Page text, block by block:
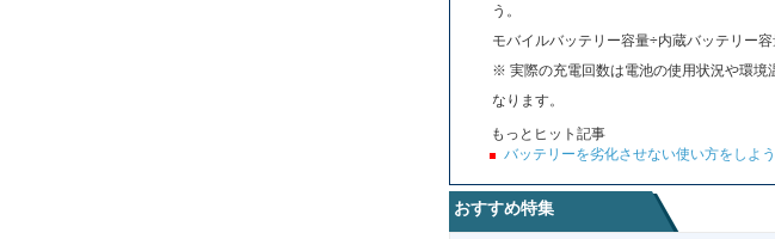
う。
モバイルバッテリー容量÷内蔵バッテリー
※ 実際の充電回数は電池の使用状況や環境
なります。
もっとヒット記事
バッテリーを劣化させない使い方をしよう
おすすめ特集